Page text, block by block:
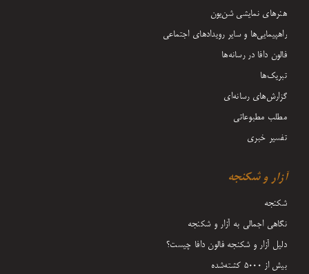
هنرهای نمایشی شن‌یون
راهپیمایی‌ها و سایر رویدادهای اجتماعی
فالون دافا در رسانه‌ها
تبریک‌ها
گزارش‌های رسانه‌ای
مطلب مطبوعاتی
تفسیر خبری
آزار و شکنجه
شکنجه
نگاهی اجمالی به آزار و شکنجه
دلیل آزار و شکنجه فالون دافا چیست؟
بیش از 5000 کشته‌شده